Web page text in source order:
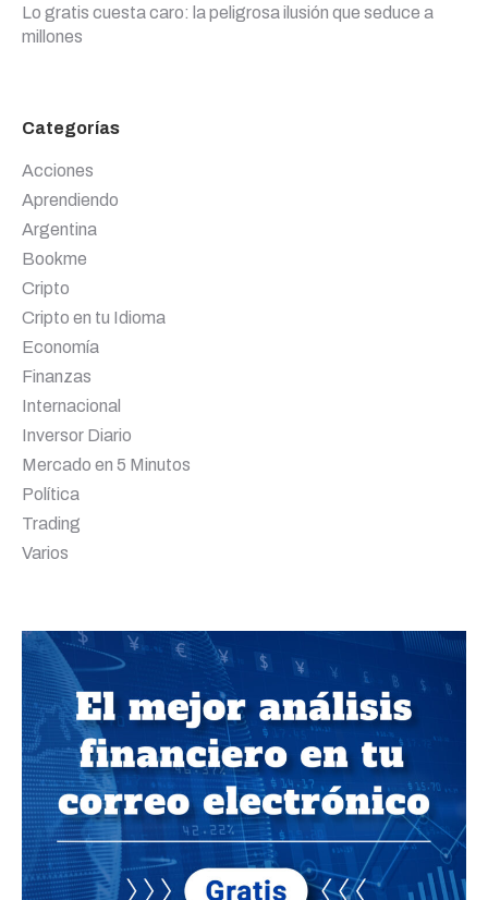
Lo gratis cuesta caro: la peligrosa ilusión que seduce a
millones
Categorías
Acciones
Aprendiendo
Argentina
Bookme
Cripto
Cripto en tu Idioma
Economía
Finanzas
Internacional
Inversor Diario
Mercado en 5 Minutos
Política
Trading
Varios